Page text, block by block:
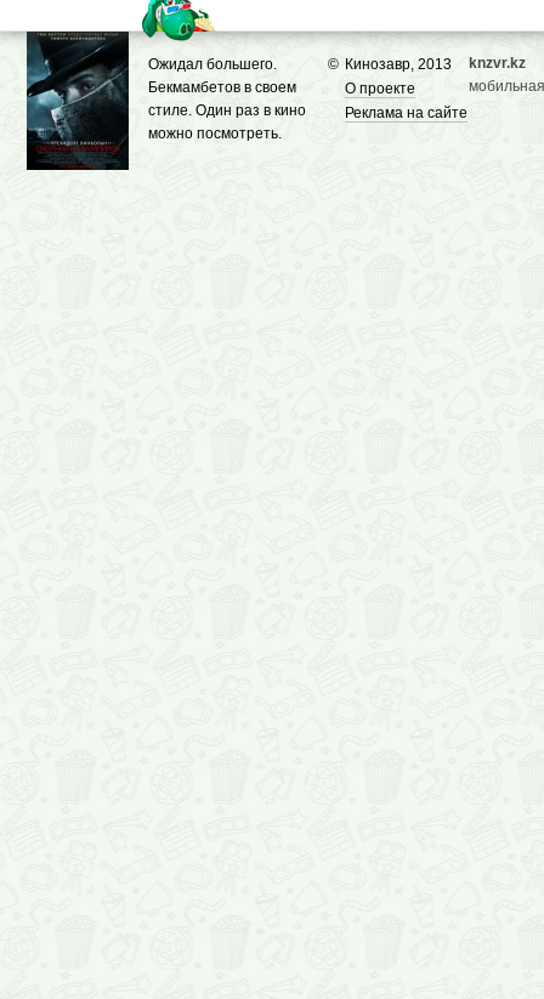
© Кинозавр, 2013
О проекте
Реклама на сайте
Ожидал большего.
Бекмамбетов в своем
стиле. Один раз в кино
можно посмотреть.
knzvr.kz